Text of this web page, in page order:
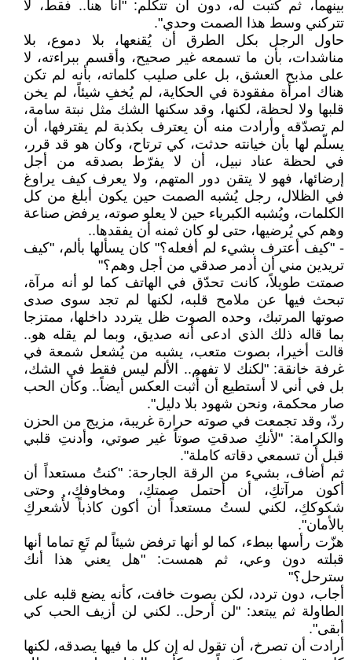
بينهما، ثم كتبت له، دون أن تتكلم: "أنا هنا.. فقط، لا
تتركني وسط هذا الصمت وحدي".
حاول الرجل بكل الطرق أن يُقنعها، بلا دموع، بلا
مناشدات، بأن ما تسمعه غير صحيح، وأقسم ببراءته، لا
على مذبح العشق، بل على صليب كلماته، بأنه لم تكن
هناك امرأة مفقودة في الحكاية، لم يُخفِ شيئاً، لم يخن
قلبها ولا لحظة، لكنها، وقد سكنها الشك مثل نبتة سامة،
لم تصدّقه وأرادت منه أن يعترف بكذبة لم يقترفها، أن
يسلّم لها بأن خيانته حدثت، كي ترتاح، وكان هو قد قرر،
في لحظة عناد نبيل، أن لا يفرّط بصدقه من أجل
إرضائها، فهو لا يتقن دور المتهم، ولا يعرف كيف يراوغ
في الظلال، رجل يُشبه الصمت حين يكون أبلغ من كل
الكلمات، ويُشبه الكبرياء حين لا يعلو صوته، يرفض صناعة
وهم كي يُرضيها، حتى لو كان ثمنه أن يفقدها..
- "كيف أعترف بشيء لم أفعله؟" كان يسألها بألم، "كيف
تريدين مني أن أدمر صدقي من أجل وهم؟"
صمتت طويلاً، كانت تحدّق في الهاتف كما لو أنه مرآة،
تبحث فيها عن ملامح قلبه، لكنها لم تجد سوى صدى
صوتها المرتبك، وحده الصوت ظل يتردد داخلها، ممتزجا
بما قاله ذلك الذي ادعى أنه صديق، وبما لم يقله هو..
قالت أخيرا، بصوت متعب، يشبه من يُشعل شمعة في
غرفة خانقة: "لكنك لا تفهم.. الألم ليس فقط في الشك،
بل في أني لا أستطيع أن أُثبت العكس أيضاً.. وكأن الحب
صار محكمة، ونحن شهود بلا دليل".
ردّ، وقد تجمعت في صوته حرارة غريبة، مزيج من الحزن
والكرامة: "لأنكِ صدقتِ صوتاً غير صوتي، وأدنتِ قلبي
قبل أن تسمعي دقاته كاملة".
ثم أضاف، بشيء من الرقة الجارحة: "كنتُ مستعداً أن
أكون مرآتكِ، أن أحتمل صمتكِ، ومخاوفكِ، وحتى
شكوككِ، لكني لستُ مستعداً أن أكون كاذباً لأُشعركِ
بالأمان".
هزّت رأسها ببطء، كما لو أنها ترفض شيئاً لم تَعِ تماما أنها
قبلته دون وعي، ثم همست: "هل يعني هذا أنك
سترحل؟"
أجاب، دون تردد، لكن بصوت خافت، كأنه يضع قلبه على
الطاولة ثم يبتعد: "لن أرحل.. لكني لن أزيف الحب كي
أبقى".
أرادت أن تصرخ، أن تقول له إن كل ما فيها يصدقه، لكنها